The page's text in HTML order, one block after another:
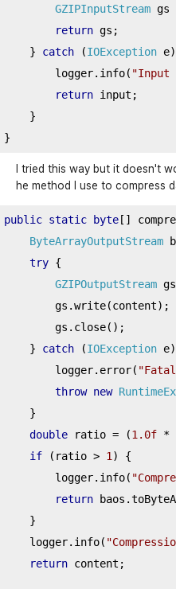
GZIPInputStream gs
return gs ;
}
catch (IOException e)
        logger
. info( "Input
return input ;
}
}
I tried this way but it doesn't
he method I use to compress
public static byte []
ByteArrayOutputStream
try {
GZIPOutputStream gs
        gs
.write(content);
        gs
. close();
}
catch (IOException e)
        logger
. error(
throw new
}
double ratio = (1.0f *
if
( ratio > 1 )
{
        logger
. info(
return baos .
}
    logger
. info(
return content ;